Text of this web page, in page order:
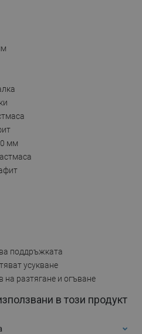
мм
поддръжката
усукване
на разтягане и огъване
в този продукт